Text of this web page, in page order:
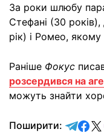
За роки шлюбу
Стефані (30
рік) і Ромео, якому
Раніше Фокус
розсердився на
можуть знайти
Поширити: